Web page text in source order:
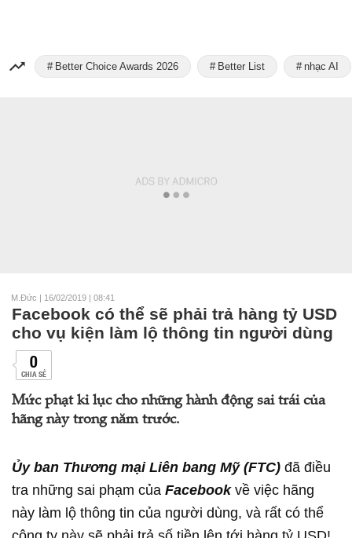
Better Choice Awards 2026 Better List nhạc AI
M.Đức | 16/02/2019 | 08:41
Facebook có thể sẽ phải trả hàng tỷ USD
cho vụ kiện làm lộ thông tin người dùng
0
CHIA SẺ
Mức phạt kỉ lục cho những hành động sai trái của
hãng này trong năm trước.
Ủy ban Thương mại Liên bang Mỹ (FTC) đã điều
tra những sai phạm của Facebookvề việc hãng
này làm lộ thông tin của người dùng, và rất có thể